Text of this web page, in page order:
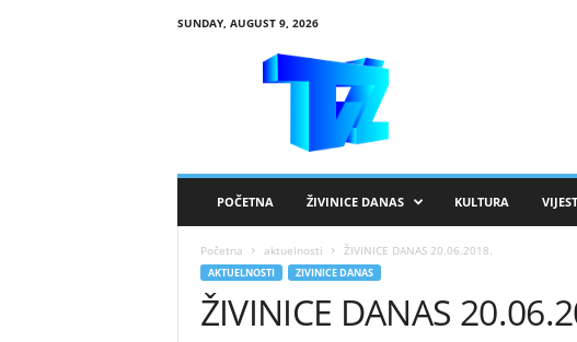
SUNDAY, AUGUST 9, 2026
POČETNA ŽIVINICE DANAS KULTURA
Početna aktuelnosti ŽIVINICE DANAS 20.06.2018.
AKTUELNOSTI ZIVINICE DANAS
ŽIVINICE DANAS